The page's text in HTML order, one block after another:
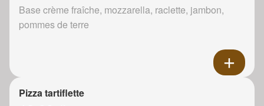
Base crème fraîche, mozzarella, raclette, jambon,
pommes de terre
Pizza tartiflette